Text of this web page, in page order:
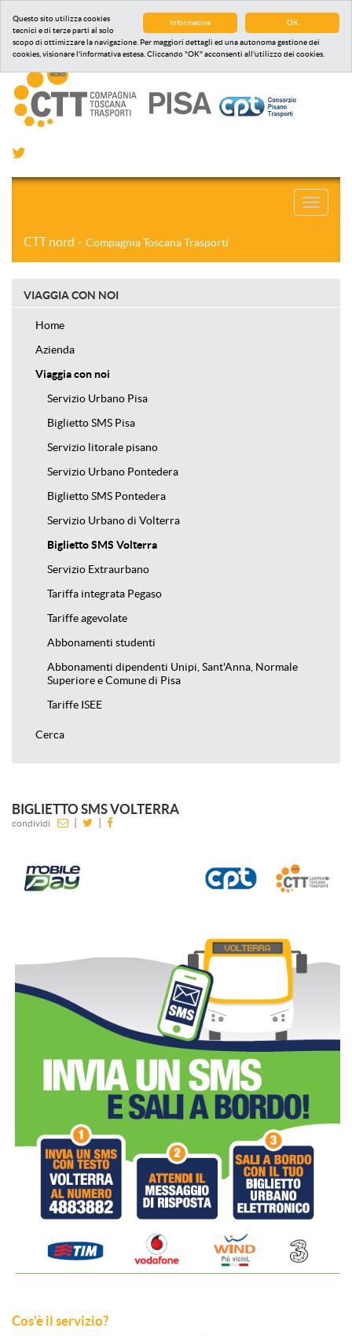
OK
Informativa
Questo sito utilizza cookies
tecnici e di terze parti al solo
scopo di ottimizzare la navigazione. Per maggiori dettagli ed una autonoma gestione dei
cookies, visionare l'informativa estesa. Cliccando "OK" acconsenti all'utilizzo dei cookies.
Toggle
CTT nord – Compagnia Toscana Trasporti
VIAGGIA CON NOI
Home
Azienda
Viaggia con noi
Servizio Urbano Pisa
Biglietto SMS Pisa
Servizio litorale pisano
Servizio Urbano Pontedera
Biglietto SMS Pontedera
Servizio Urbano di Volterra
Biglietto SMS Volterra
Servizio Extraurbano
Tariffa integrata Pegaso
Tariffe agevolate
Abbonamenti studenti
Abbonamenti dipendenti Unipi, Sant'Anna, Normale
Superiore e Comune di Pisa
Tariffe ISEE
Cerca
BIGLIETTO SMS VOLTERRA
condividi
Cos’è il servizio?